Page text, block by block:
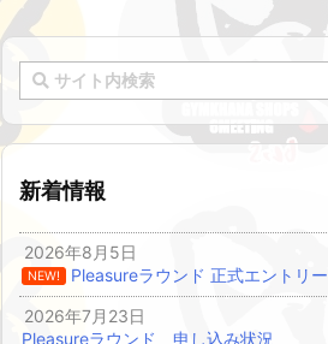
新着情報
2026年8月5日
NEW!
Pleasureラウンド 正式エントリ
2026年7月23日
Pleasureラウンド 申し込み状況